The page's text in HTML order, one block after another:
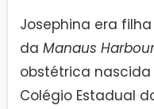
Josephina era
da Manaus
obstétrica nascida
Colégio Estadual